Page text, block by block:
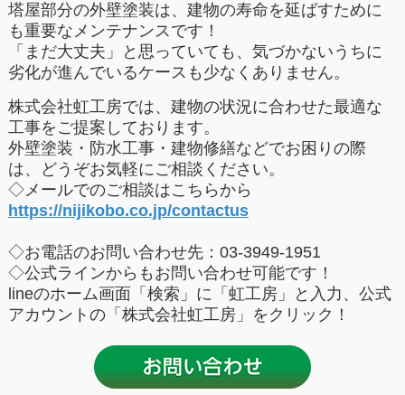
塔屋部分の外壁塗装は、建物の寿命を延ばすために
も重要なメンテナンスです！
「まだ大丈夫」と思っていても、 気づかないうちに
劣化が進んでいるケースも少なくありません。
株式会社虹工房では、建物の状況に合わせた最適な
工事をご提案しております。
外壁塗装・防水工事・建物修繕などでお困りの際
は、どうぞお気軽にご相談ください。
◇メールでのご相談はこちらから
https://nijikobo.co.jp/contactus
◇お電話のお問い合わせ先：03-3949-1951
◇公式ラインからもお問い合わせ可能です！
lineのホーム画面「検索」に「虹工房」と入力、公式
アカウントの「株式会社虹工房」をクリック！